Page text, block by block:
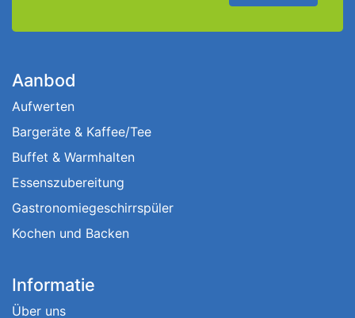
Aanbod
Aufwerten
Bargeräte & Kaffee/Tee
Buffet & Warmhalten
Essenszubereitung
Gastronomiegeschirrspüler
Kochen und Backen
Informatie
Über uns